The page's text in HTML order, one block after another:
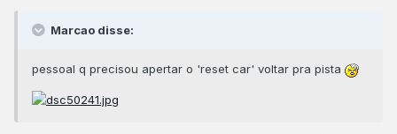
Marcao disse:
pessoal q precisou apertar o 'reset car' voltar pra pista